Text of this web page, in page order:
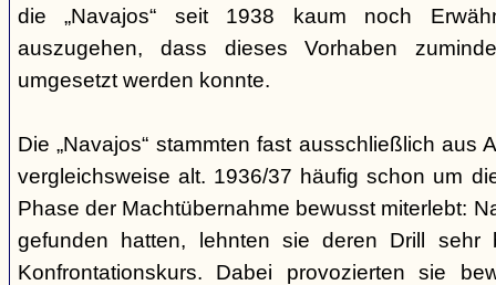
die „Navajos“ seit 1938 kaum noch
auszugehen, dass dieses Vorhaben
umgesetzt werden konnte.
Die „Navajos“ stammten fast ausschließlich aus
vergleichsweise alt. 1936/37 häufig schon um
Phase der Machtübernahme bewusst miterlebt:
gefunden hatten, lehnten sie deren Drill
Konfrontationskurs. Dabei provozierten sie